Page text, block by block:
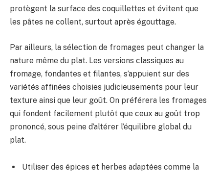
protègent la surface des coquillettes et évitent que
les pâtes ne collent, surtout après égouttage.
Par ailleurs, la sélection de fromages peut changer la
nature même du plat. Les versions classiques au
fromage, fondantes et filantes, s’appuient sur des
variétés affinées choisies judicieusements pour leur
texture ainsi que leur goût. On préférera les fromages
qui fondent facilement plutôt que ceux au goût trop
prononcé, sous peine d’altérer l’équilibre global du
plat.
Utiliser des épices et herbes adaptées comme la